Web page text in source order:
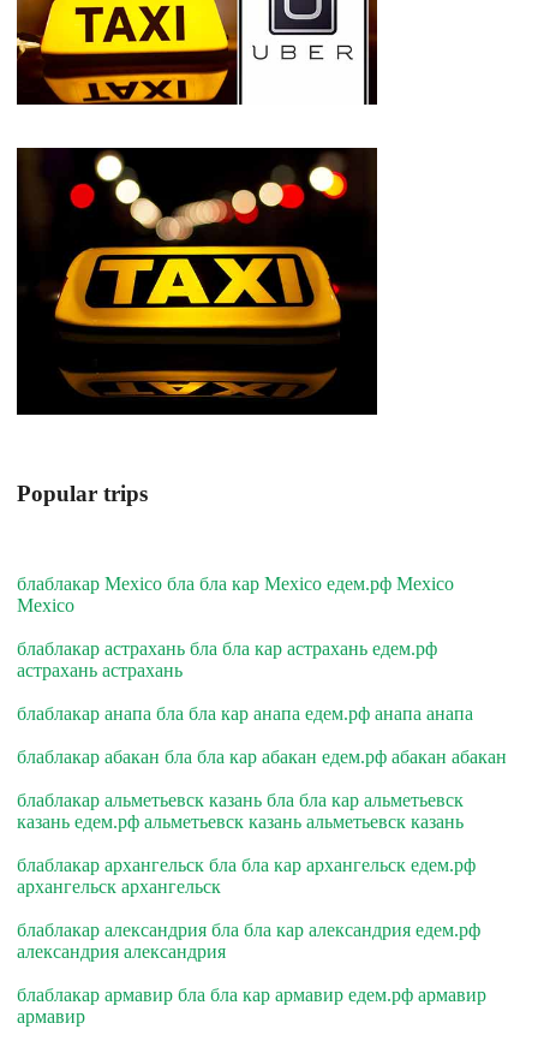
Popular trips
блаблакар Mexico бла бла кар Mexico едем.рф Mexico
Mexico
блаблакар астрахань бла бла кар астрахань едем.рф
астрахань астрахань
блаблакар анапа бла бла кар анапа едем.рф анапа анапа
блаблакар абакан бла бла кар абакан едем.рф абакан абакан
блаблакар альметьевск казань бла бла кар альметьевск
казань едем.рф альметьевск казань альметьевск казань
блаблакар архангельск бла бла кар архангельск едем.рф
архангельск архангельск
блаблакар александрия бла бла кар александрия едем.рф
александрия александрия
блаблакар армавир бла бла кар армавир едем.рф армавир
армавир